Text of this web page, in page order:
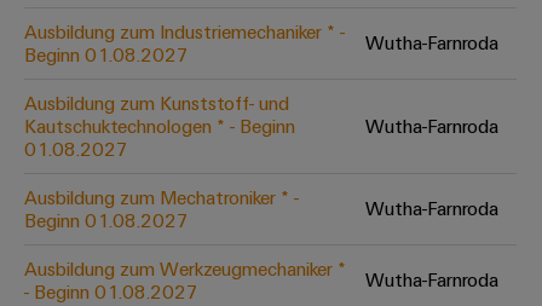
auf einem
schnell
Ausbildung zum Industriemechaniker * -
Beginn 01.08.2027
Wutha-Farnroda
Ausbildung zum Kunststoff- und
Kautschuktechnologen * - Beginn
01.08.2027
Wutha-Farnroda
Ausbildung zum Mechatroniker * -
Beginn 01.08.2027
Wutha-Farnroda
Ausbildung zum Werkzeugmechaniker *
- Beginn 01.08.2027
Wutha-Farnroda